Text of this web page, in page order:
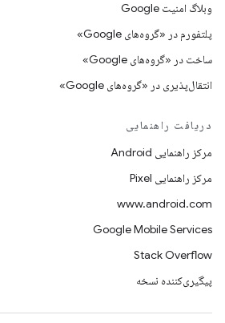
وبلاگ امنیت Google
پلتفورم در «گروه‌های Google»
ساخت در «گروه‌های Google»
انتقال‌پذیری در «گروه‌های Google»
دریافت راهنمایی
مرکز راهنمایی Android
مرکز راهنمایی Pixel
www.android.com
Google Mobile Services
Stack Overflow
پیگیری‌کننده نسخه